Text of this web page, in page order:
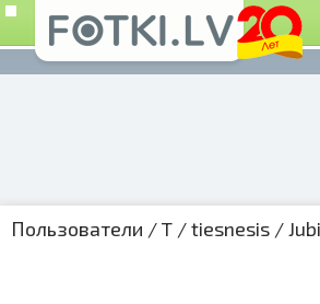
Пользователи /T /tiesnesis /